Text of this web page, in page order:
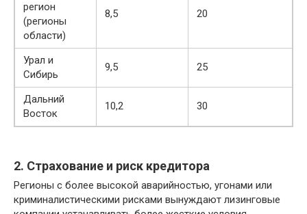
регион
(регионы
области)
8,5 20
Урал и
Сибирь
9,5 25
Дальний
Восток
10,2 30
2. Страхование и риск кредитора
Регионы с более высокой аварийностью, угонами или
криминалистическими рисками вынуждают лизинговые